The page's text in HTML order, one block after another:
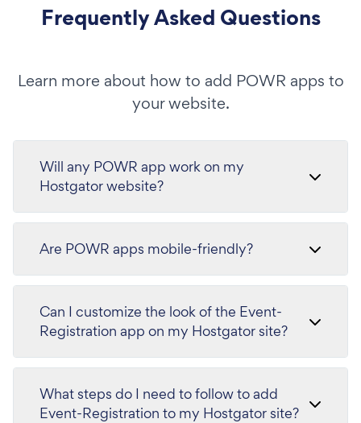
Frequently Asked Questions
Learn more about how to add POWR apps to
your website.
Will any POWR app work on my
Hostgator website?
Are POWR apps mobile-friendly?
Can I customize the look of the Event-
Registration app on my Hostgator site?
What steps do I need to follow to add
Event-Registration to my Hostgator site?